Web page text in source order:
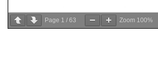
Page 1 / 63 Zoom 100%